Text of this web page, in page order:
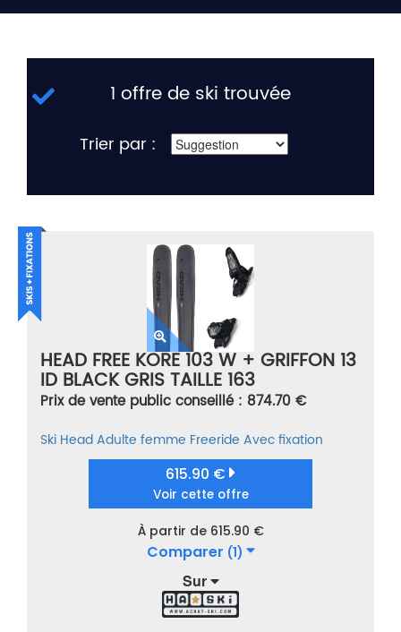
1 offre de ski trouvée
Trier par :
HEAD FREE KORE 103 W + GRIFFON 13
ID BLACK GRIS TAILLE 163
Prix de vente public conseillé : 874.70 €
Ski HeadAdulte femme Freeride Avec fixation
615.90 €
Voir cette offre
À partir de 615.90 €
Comparer (1)
Sur